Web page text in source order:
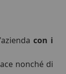
con i
nonché di